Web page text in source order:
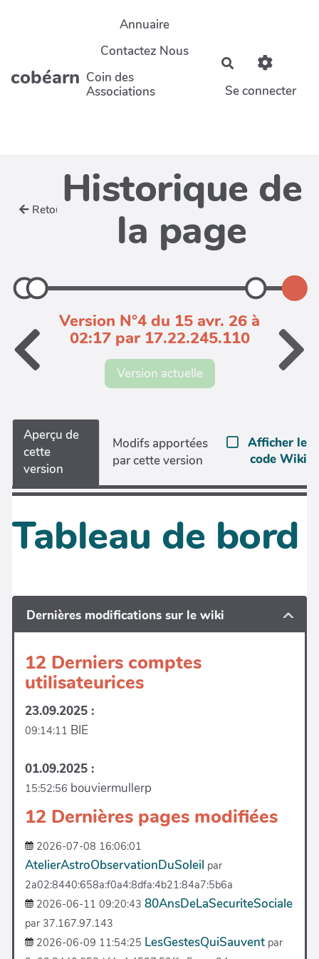
Aller au contenu principal
cobéarn
Annuaire
Contactez Nous
Coin des
Associations
Rechercher
Se connecter
Retour Historique de
la page
Version N°4 du 15 avr. 26 à
02:17 par 17.22.245.110
Version actuelle
Aperçu de
cette
version
Modifs apportées
par cette version
Afficher le
code Wiki